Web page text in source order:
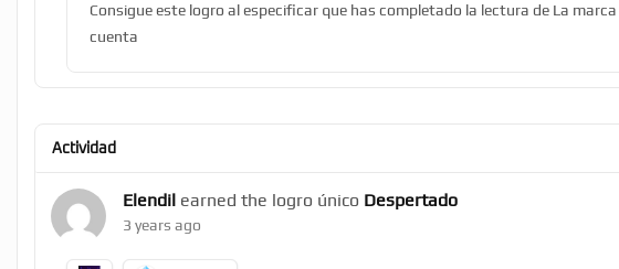
Consigue este logro al especificar que has completado la lectura de La
cuenta
Actividad
Elendil earned the logro único Despertado
3 years ago